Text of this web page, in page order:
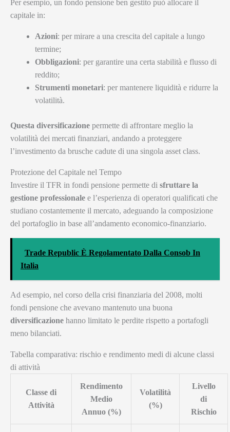
Per esempio, un fondo pensione ben gestito può allocare il
capitale in:
Azioni: per mirare a una crescita del capitale a lungo
termine;
Obbligazioni: per garantire una certa stabilità e flusso di
reddito;
Strumenti monetari: per mantenere liquidità e ridurre la
volatilità.
Questa diversificazione permette di affrontare meglio la
volatilità dei mercati finanziari, andando a proteggere
l’investimento da brusche cadute di una singola asset class.
Protezione del Capitale nel Tempo
Investire il TFR in fondi pensione permette di sfruttare la
gestione professionale e l’esperienza di operatori qualificati che
studiano costantemente il mercato, adeguando la composizione
del portafoglio in base all’andamento economico-finanziario.
Trade Republic È Regolamentato Dalla Consob In
Italia
Ad esempio, nel corso della crisi finanziaria del 2008, molti
fondi pensione che avevano mantenuto una buona
diversificazione hanno limitato le perdite rispetto a portafogli
meno bilanciati.
Tabella comparativa: rischio e rendimento medi di alcune classi
di attività
Classe di
Attività
Rendimento
Medio
Annuo (%)
Volatilità
(%)
Livello
di
Rischio